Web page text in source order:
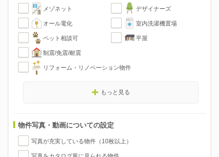
メゾネット デザイナーズ
オール電化 室内洗濯機置場
ペット相談可 平屋
制震/免震/耐震
リフォーム・リノベーション物件
もっと見る
物件写真・動画についての設定
写真が充実している物件（10枚以上）